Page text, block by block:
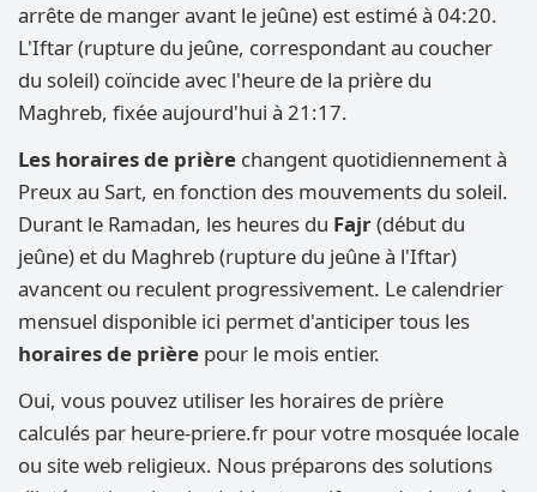
arrête de manger avant le jeûne) est estimé à 04:20.
L'Iftar (rupture du jeûne, correspondant au coucher
du soleil) coïncide avec l'heure de la prière du
Maghreb, fixée aujourd'hui à 21:17.
Les horaires de prière changent quotidiennement à
Preux au Sart, en fonction des mouvements du soleil.
Durant le Ramadan, les heures du Fajr(début du
jeûne) et du Maghreb (rupture du jeûne à l'Iftar)
avancent ou reculent progressivement. Le calendrier
mensuel disponible ici permet d'anticiper tous les
horaires de prière pour le mois entier.
Oui, vous pouvez utiliser les horaires de prière
calculés par heure-priere.fr pour votre mosquée locale
ou site web religieux. Nous préparons des solutions